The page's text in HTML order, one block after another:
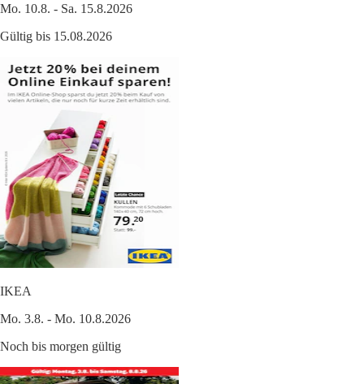
Mo. 10.8. - Sa. 15.8.2026
Gültig bis 15.08.2026
IKEA
Mo. 3.8. - Mo. 10.8.2026
Noch bis morgen gültig